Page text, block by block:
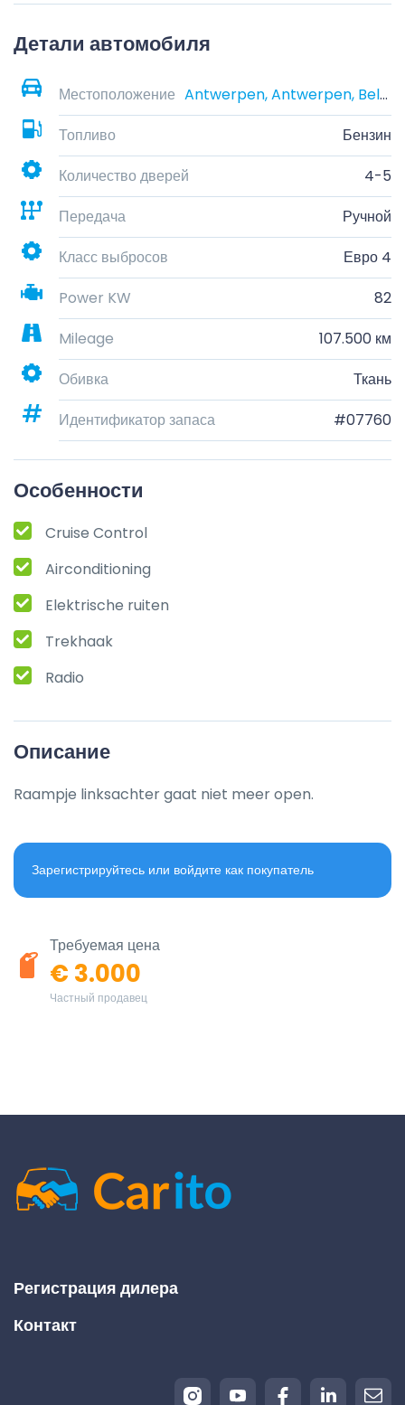
Детали автомобиля
Местоположение
Antwerpen, Antwerpen, België
Топливо
Бензин
Количество дверей
4-5
Передача
Ручной
Класс выбросов
Евро 4
Power KW
82
Mileage
107.500 км
Обивка
Ткань
Идентификатор запаса
#07760
Особенности
Cruise Control
Airconditioning
Elektrische ruiten
Trekhaak
Radio
Описание
Raampje linksachter gaat niet meer open.
Зарегистрируйтесь или войдите как покупатель
Требуемая цена
€ 3.000
Частный продавец
Регистрация дилера
Контакт